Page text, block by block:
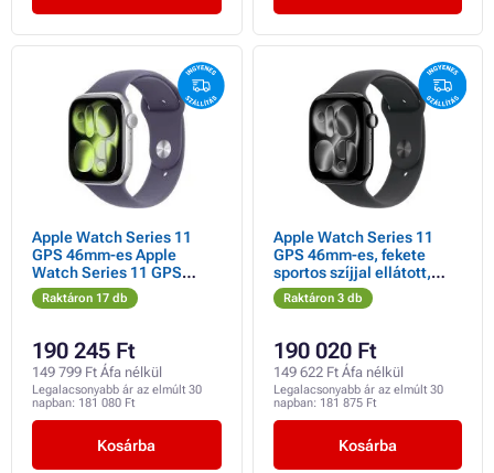
Apple Watch Series 11
GPS 46mm-es Apple
Watch Series 11 GPS
46mm ezüst alumínium
tok lila ködös sportpánttal
Raktáron 17 db
190 245 Ft
149 799 Ft Áfa nélkül
Legalacsonyabb ár az elmúlt 30
napban: 181 080 Ft
Kosárba
Apple Watch Series 11
GPS 46mm-es, fekete
sportos szíjjal ellátott,
fekete alumínium tok - S/M
Raktáron 3 db
190 020 Ft
149 622 Ft Áfa nélkül
Legalacsonyabb ár az elmúlt 30
napban: 181 875 Ft
Kosárba